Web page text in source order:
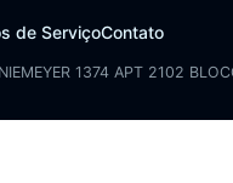
de ServiçoContato
1374 APT 2102